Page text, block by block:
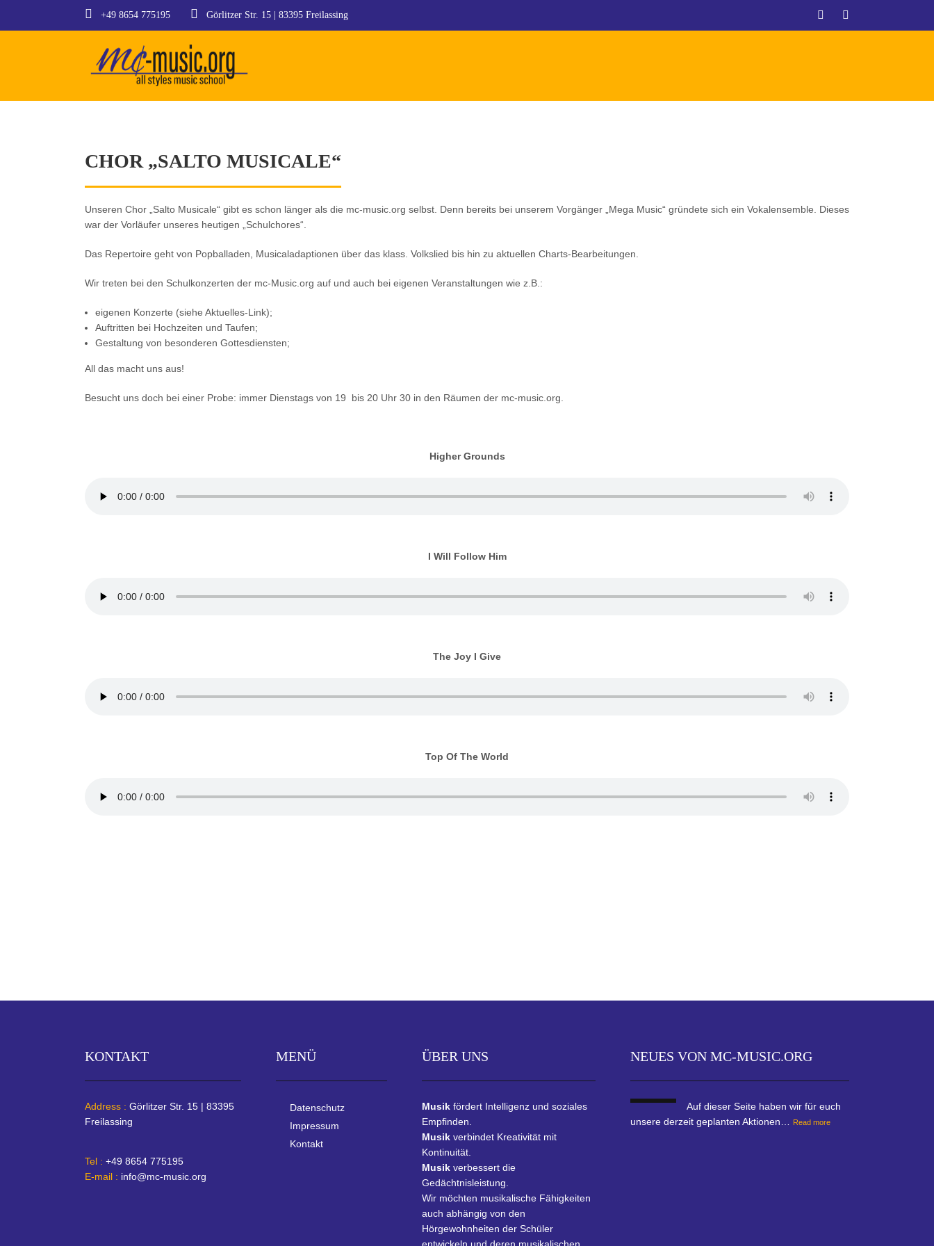
+49 8654 775195 Görlitzer Str. 15 | 83395 Freilassing
CHOR „SALTO MUSICALE“
Unseren Chor „Salto Musicale“ gibt es schon länger als die mc-music.org selbst. Denn bereits bei unserem Vorgänger „Mega Music“ gründete sich ein Vokalensemble. Dieses
war der Vorläufer unseres heutigen „Schulchores“.
Das Repertoire geht von Popballaden, Musicaladaptionen über das klass. Volkslied bis hin zu aktuellen Charts-Bearbeitungen.
Wir treten bei den Schulkonzerten der mc-Music.org auf und auch bei eigenen Veranstaltungen wie z.B.:
eigenen Konzerte (siehe Aktuelles-Link);
Auftritten bei Hochzeiten und Taufen;
Gestaltung von besonderen Gottesdiensten;
All das macht uns aus!
Besucht uns doch bei einer Probe: immer Dienstags von 19 bis 20 Uhr 30 in den Räumen der mc-music.org.
Higher Grounds
I Will Follow Him
The Joy I Give
Top Of The World
KONTAKT
Address : Görlitzer Str. 15 | 83395
Freilassing
Tel : +49 8654 775195
E-mail : info@mc-music.org
MENÜ
Datenschutz
Impressum
Kontakt
ÜBER UNS
Musik fördert Intelligenz und soziales
Empfinden.
Musik verbindet Kreativität mit
Kontinuität.
Musik verbessert die
Gedächtnisleistung.
Wir möchten musikalische Fähigkeiten
auch abhängig von den
Hörgewohnheiten der Schüler
NEUES VON MC-MUSIC.ORG
Auf dieser Seite haben wir für euch
unsere derzeit geplanten Aktionen…
Read more